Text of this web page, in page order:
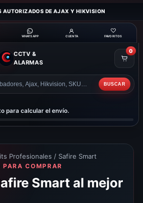
AUTORIZADOS DE AJAX Y HIKVISION
WHATSAPP CUENTA
♡
FAVORITOS
CCTV &
ALARMAS
BUSCAR
0
para calcular el envío.
Profesionales / Safire Smart
COMPRAR
Smart al mejor